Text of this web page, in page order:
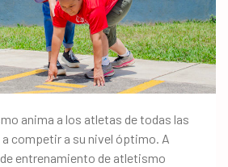
anima a los atletas de todas las
a competir a su nivel óptimo. A
entrenamiento de atletismo